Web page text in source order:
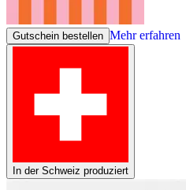
Gutschein bestellen Mehr erfahren
In der Schweiz produziert